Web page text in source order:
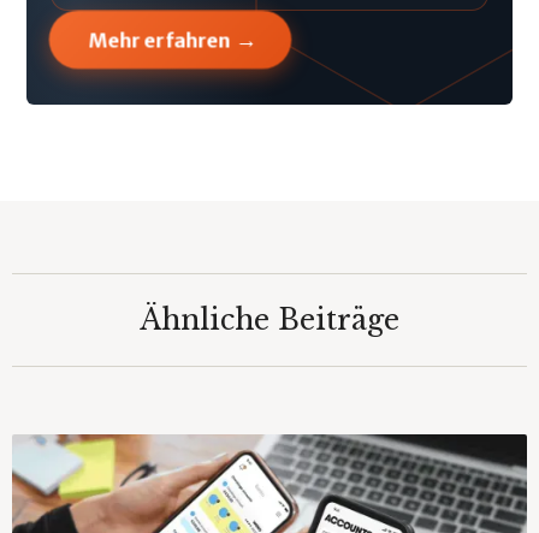
Mehr erfahren →
Ähnliche Beiträge